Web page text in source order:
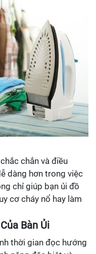
chắn và điều
dàng hơn trong việc
chỉ giúp bạn ủi đồ
cơ cháy nổ hay làm
Bàn Ủi
thời gian đọc hướng